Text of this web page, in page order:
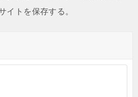
イトを保存する。